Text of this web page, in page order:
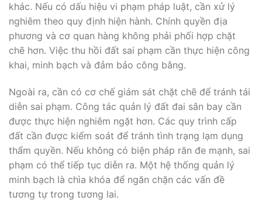
khác. Nếu có dấu hiệu vi phạm pháp luật, cần xử lý
nghiêm theo quy định hiện hành. Chính quyền địa
phương và cơ quan hàng không phải phối hợp chặt
chẽ hơn. Việc thu hồi đất sai phạm cần thực hiện công
khai, minh bạch và đảm bảo công bằng.
Ngoài ra, cần có cơ chế giám sát chặt chẽ để tránh tái
diễn sai phạm. Công tác quản lý đất đai sân bay cần
được thực hiện nghiêm ngặt hơn. Các quy trình cấp
đất cần được kiểm soát để tránh tình trạng lạm dụng
thẩm quyền. Nếu không có biện pháp răn đe mạnh, sai
phạm có thể tiếp tục diễn ra. Một hệ thống quản lý
minh bạch là chìa khóa để ngăn chặn các vấn đề
tương tự trong tương lai.